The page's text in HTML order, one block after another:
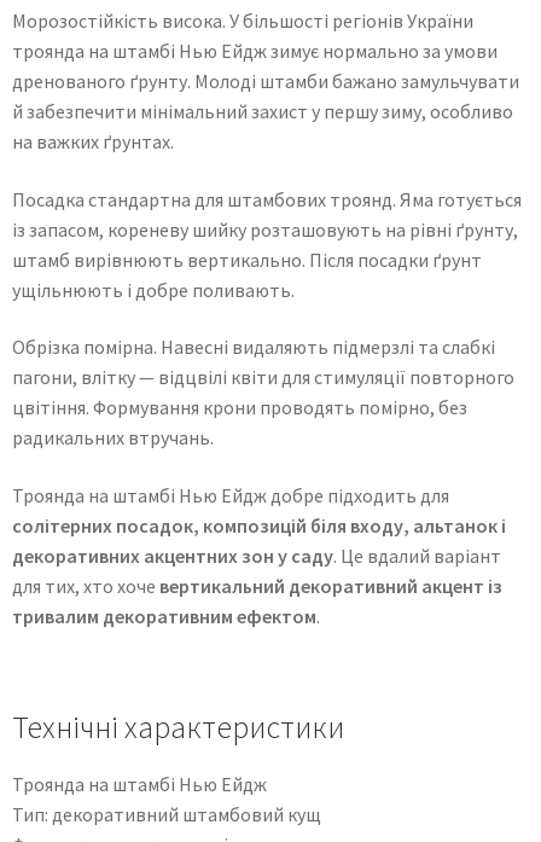
Морозостійкість висока. У більшості регіонів України
троянда на штамбі Нью Ейдж зимує нормально за умови
дренованого ґрунту. Молоді штамби бажано замульчувати
й забезпечити мінімальний захист у першу зиму, особливо
на важких ґрунтах.
Посадка стандартна для штамбових троянд. Яма готується
із запасом, кореневу шийку розташовують на рівні ґрунту,
штамб вирівнюють вертикально. Після посадки ґрунт
ущільнюють і добре поливають.
Обрізка помірна. Навесні видаляють підмерзлі та слабкі
пагони, влітку — відцвілі квіти для стимуляції повторного
цвітіння. Формування крони проводять помірно, без
радикальних втручань.
Троянда на штамбі Нью Ейдж добре підходить для
солітерних посадок, композицій біля входу, альтанок і
декоративних акцентних зон у саду. Це вдалий варіант
для тих, хто хоче вертикальний декоративний акцент із
тривалим декоративним ефектом.
Технічні характеристики
Троянда на штамбі Нью Ейдж
Тип: декоративний штамбовий кущ